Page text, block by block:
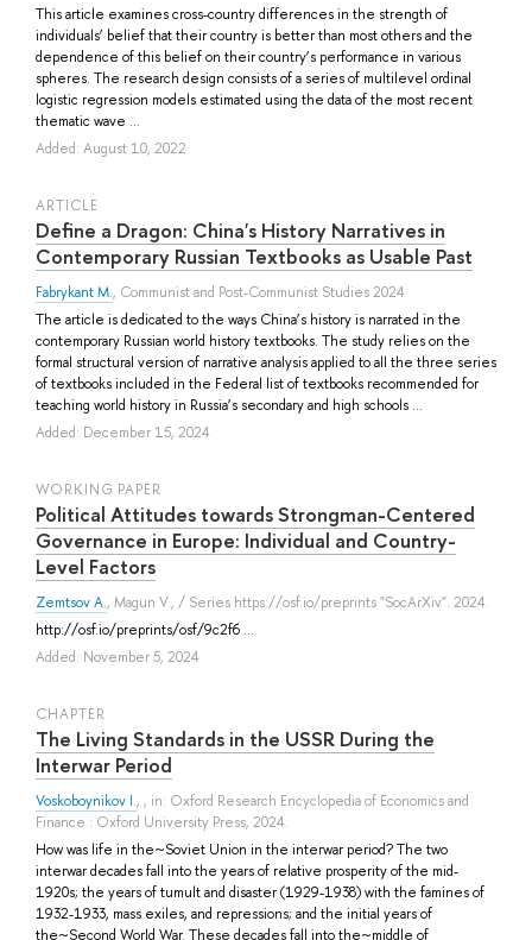
This article examines cross-country differences in the strength of
individuals’ belief that their country is better than most others and the
dependence of this belief on their country’s performance in various
spheres. The research design consists of a series of multilevel ordinal
logistic regression models estimated using the data of the most recent
thematic wave ...
Added: August 10, 2022
ARTICLE
Define a Dragon: China's History Narratives in
Contemporary Russian Textbooks as Usable Past
Fabrykant M., Communist and Post-Communist Studies 2024
The article is dedicated to the ways China’s history is narrated in the
contemporary Russian world history textbooks. The study relies on the
formal structural version of narrative analysis applied to all the three series
of textbooks included in the Federal list of textbooks recommended for
teaching world history in Russia’s secondary and high schools ...
Added: December 15, 2024
WORKING PAPER
Political Attitudes towards Strongman-Centered
Governance in Europe: Individual and Country-
Level Factors
Zemtsov A., Magun V., / Series https://osf.io/preprints "SocArXiv". 2024.
http://osf.io/preprints/osf/9c2f6 ...
Added: November 5, 2024
СHAPTER
The Living Standards in the USSR During the
Interwar Period
Voskoboynikov I., , in: Oxford Research Encyclopedia of Economics and
Finance.: Oxford University Press, 2024.
How was life in the~Soviet Union in the interwar period? The two
interwar decades fall into the years of relative prosperity of the mid-
1920s; the years of tumult and disaster (1929-1938) with the famines of
1932-1933, mass exiles, and repressions; and the initial years of
the~Second World War. These decades fall into the~middle of